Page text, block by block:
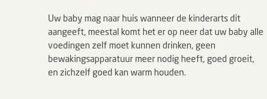
Uw baby mag naar huis wanneer de kinderarts dit
aangeeft, meestal komt het er op neer dat uw baby alle
voedingen zelf moet kunnen drinken, geen
bewakingsapparatuur meer nodig heeft, goed groeit,
en zichzelf goed kan warm houden.